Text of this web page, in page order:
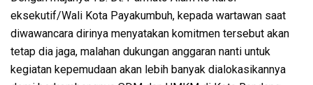
eksekutif/Wali Kota Payakumbuh, kepada wartawan saat
diwawancara dirinya menyatakan komitmen tersebut akan
tetap dia jaga, malahan dukungan anggaran nanti untuk
kegiatan kepemudaan akan lebih banyak dialokasikannya